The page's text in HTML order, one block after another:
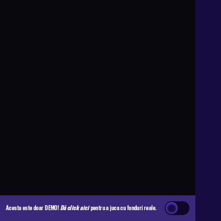
Acesta este doar DEMO!Dă click aicipentru a juca cu fonduri reale.